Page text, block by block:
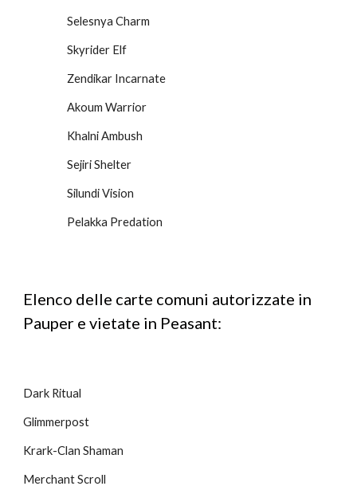
Selesnya Charm
Skyrider Elf
Zendikar Incarnate
Akoum Warrior
Khalni Ambush
Sejiri Shelter
Silundi Vision
Pelakka Predation
Elenco delle carte comuni autorizzate in
Pauper e vietate in Peasant:
Dark Ritual
Glimmerpost
Krark-Clan Shaman
Merchant Scroll